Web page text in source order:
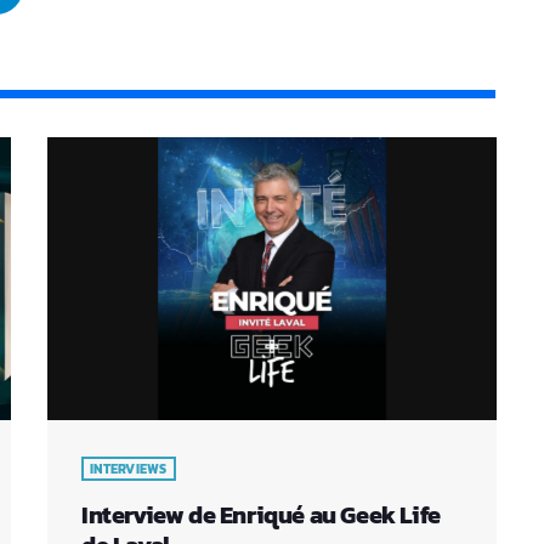
INTERVIEWS
Interview de Enriqué au Geek Life